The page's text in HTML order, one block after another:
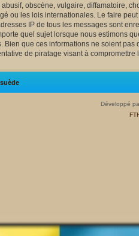
obscène, vulgaire, diffamatoire,
ou les lois internationales. Le faire
IP de tous les messages sont
quel sujet lorsque nous estimons
que ces informations ne soient
de piratage visant à compromettre
Développé